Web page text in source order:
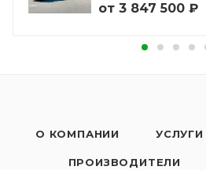
от 3 847 500 ₽
О КОМПАНИИ УСЛУГИ
ПРОИЗВОДИТЕЛИ